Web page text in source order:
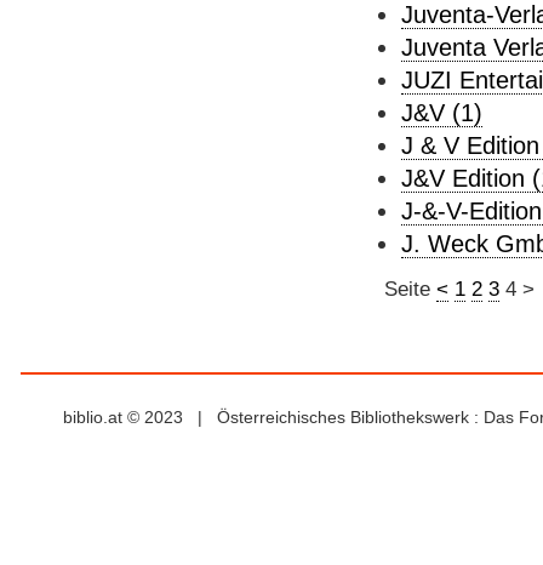
Juventa-
Juventa
JUZI
J&V (1)
J & V
J&V Edition
J-&-V-
J. Weck
Seite < 1 2 3 4 >
biblio.at © 2023 | Österreichisches Bibliothekswerk : Das